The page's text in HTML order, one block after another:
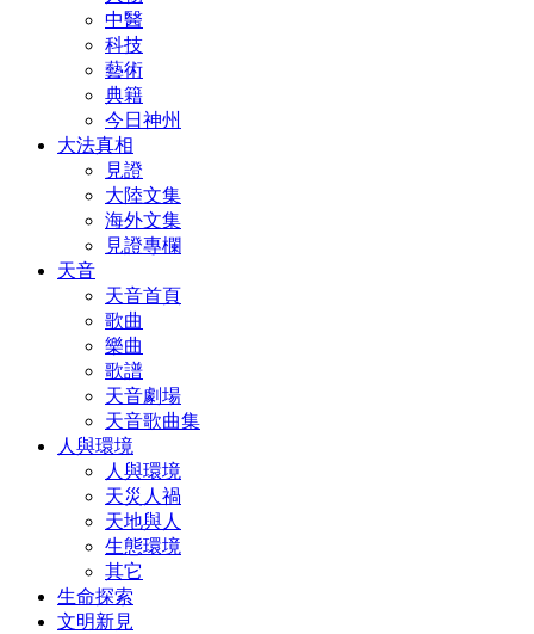
中醫
科技
藝術
典籍
今日神州
大法真相
見證
大陸文集
海外文集
見證專欄
天音
天音首頁
歌曲
樂曲
歌譜
天音劇場
天音歌曲集
人與環境
人與環境
天災人禍
天地與人
生態環境
其它
生命探索
文明新見